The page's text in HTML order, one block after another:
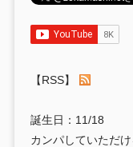
【RSS】
誕生日：11/18
カンパしていただけ